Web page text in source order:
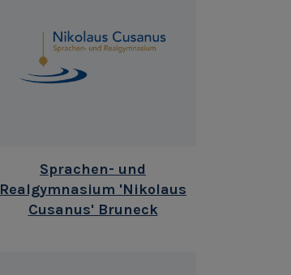
Sprachen- und
Realgymnasium 'Nikolaus
Cusanus' Bruneck